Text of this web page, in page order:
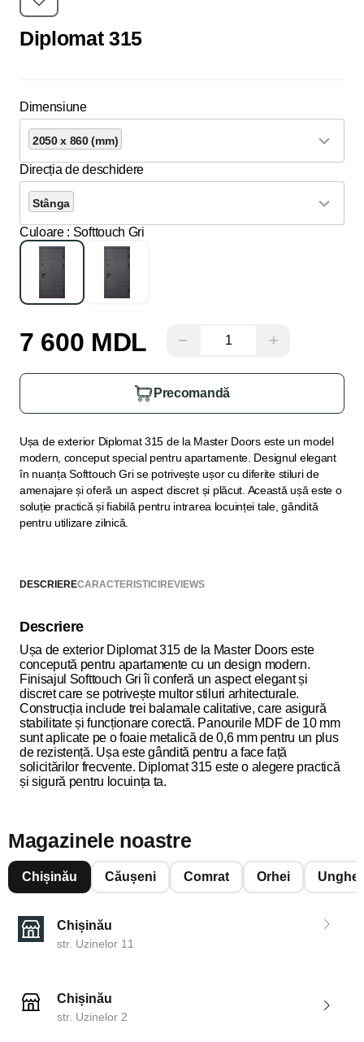
Diplomat 315
Dimensiune
2050 x 860 (mm)
Direcția de deschidere
Stânga
Culoare : Softtouch Gri
7 600 MDL − +
Precomandă
Ușa de exterior Diplomat 315 de la Master Doors este un model
modern, conceput special pentru apartamente. Designul elegant
în nuanța Softtouch Gri se potrivește ușor cu diferite stiluri de
amenajare și oferă un aspect discret și plăcut. Această ușă este o
soluție practică și fiabilă pentru intrarea locuinței tale, gândită
pentru utilizare zilnică.
DESCRIERECARACTERISTICI REVIEWS
Descriere
Ușa de exterior Diplomat 315 de la Master Doors este
concepută pentru apartamente cu un design modern.
Finisajul Softtouch Gri îi conferă un aspect elegant și
discret care se potrivește multor stiluri arhitecturale.
Construcția include trei balamale calitative, care asigură
stabilitate și funcționare corectă. Panourile MDF de 10 mm
sunt aplicate pe o foaie metalică de 0,6 mm pentru un plus
de rezistență. Ușa este gândită pentru a face față
solicitărilor frecvente. Diplomat 315 este o alegere practică
și sigură pentru locuința ta.
Magazinele noastre
Chișinău Căușeni Comrat Orhei
Chișinău
str. Uzinelor 11
Chișinău
str. Uzinelor 2